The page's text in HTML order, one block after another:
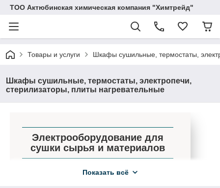
ТОО Актюбинская химическая компания "Химтрейд"
Товары и услуги Шкафы сушильные, термостаты,
Шкафы сушильные, термостаты, электропечи,
стерилизаторы, плиты нагревательные
Электрооборудование для
сушки сырья и материалов
Показать всё